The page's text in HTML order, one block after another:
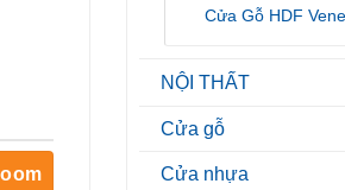
Cửa Gỗ HDF
NỘI THẤT
Cửa gỗ
Cửa nhựa